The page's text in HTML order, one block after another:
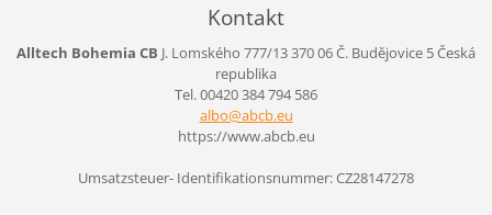
Kontakt
Alltech Bohemia CB J. Lomského 777/13370 06 Č. Budějovice 5Česká
republika
Tel. 00420 384 794 586
albo@abcb.eu
https://www.abcb.eu
Umsatzsteuer- Identifikationsnummer: CZ28147278